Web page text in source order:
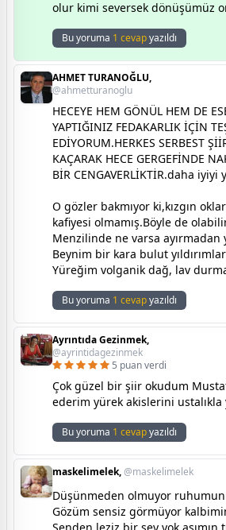
olur kimi seversek dönüşümüz
Bu yoruma 1 cevapyazıldı
AHMET TURANOĞLU,
@ahmetturanoglu
HECEYE HEM GÖNÜL HEM DE
YAPTIĞINIZ FEDAKARLIK İÇİN
EDİYORUM.HERKES SERBEST
KAÇARAK HECE GERGEFİNDE
BİR CENGAVERLİKTİR.daha
O gözler bakmıyor ki,kızgın
kafiyesi olmamış.Böyle de
Menzilinde ne varsa ayırmadan
Beynim bir kara bulut yıldırımlar
Yüreğim volganik dağ, lav
Bu yoruma 1 cevapyazıldı
Ayrıntıda Gezinmek,
@ayrintidagezinmek
5 puan verdi
Çok güzel bir şiir okudum
ederim yürek akislerini ustalıkla
Bu yoruma 1 cevapyazıldı
maskelimelek,@maskelimelek
Düşünmeden olmuyor
Gözüm sensiz görmüyor
Senden leziz bir şey yok aşımın